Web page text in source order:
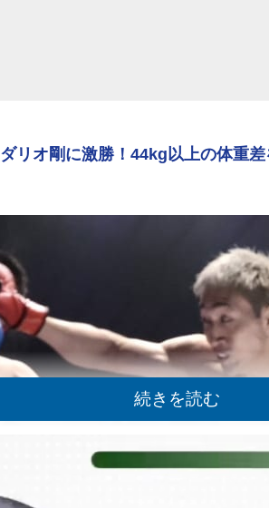
リオ剛に激勝！44kg以上の体重